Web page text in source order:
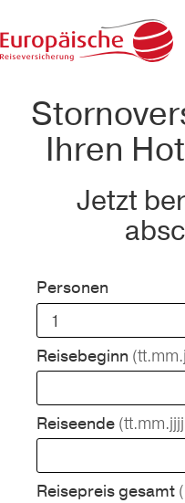
Ihren
Jetzt
Personen
Reisebeginn
Reiseende
Reisepreis gesamt